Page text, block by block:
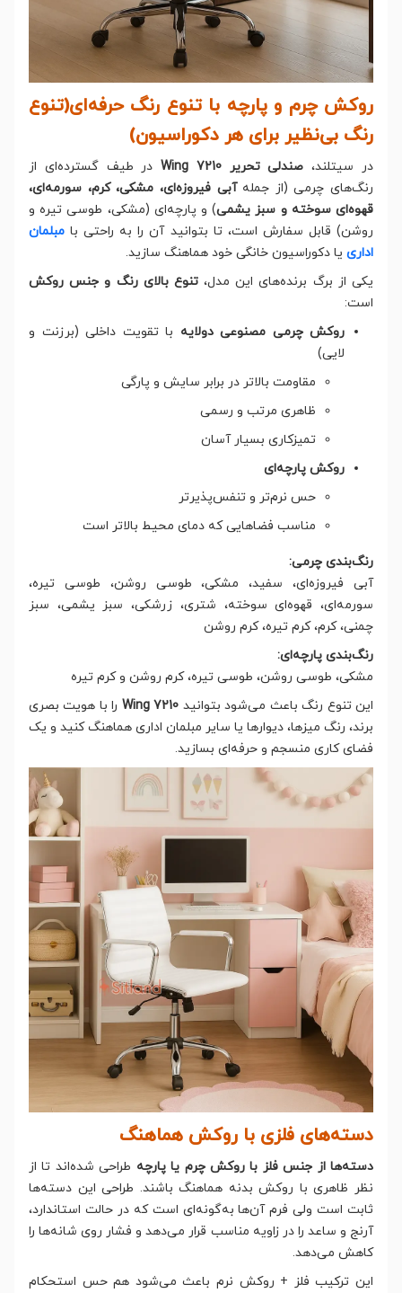
روکش چرم و پارچه با تنوع رنگ حرفه‌ای(تنوع
رنگ بی‌نظیر برای هر دکوراسیون)
در سیتلند، صندلی تحریر Wing 7210
در طیف گسترده‌ای از
رنگ‌های چرمی (از جملهآبی فیروزه‌ای، مشکی، کرم، سورمه‌ای،
قهوه‌ای سوخته و سبز یشمی) و پارچه‌ای (مشکی، طوسی تیره و
روشن) قابل سفارش است، تا بتوانید آن را به راحتی با مبلمان
اداری یا دکوراسیون خانگی خود هماهنگ سازید.
یکی از برگ برنده‌های این مدل،تنوع بالای رنگ و جنس روکش
است:
روکش چرمی مصنوعی دولایه با تقویت داخلی (برزنت و
لایی)
مقاومت بالاتر در برابر سایش و پارگی
ظاهری مرتب و رسمی
تمیزکاری بسیار آسان
روکش پارچه‌ای
حس نرم‌تر و تنفس‌پذیرتر
مناسب فضاهایی که دمای محیط بالاتر است
رنگ‌بندی چرمی:
آبی فیروزه‌ای، سفید، مشکی، طوسی روشن، طوسی تیره،
سورمه‌ای، قهوه‌ای سوخته، شتری، زرشکی، سبز یشمی، سبز
چمنی، کرم، کرم تیره، کرم روشن
رنگ‌بندی پارچه‌ای:
مشکی، طوسی روشن، طوسی تیره، کرم روشن و کرم تیره
این تنوع رنگ باعث می‌شود بتوانید Wing 7210 را با هویت بصری
برند، رنگ میزها، دیوارها یا سایر مبلمان اداری هماهنگ کنید و یک
فضای کاری منسجم و حرفه‌ای بسازید.
دسته‌های فلزی با روکش هماهنگ
دسته‌ها از جنس فلز با روکش چرم یا پارچه طراحی شده‌اند تا از
نظر ظاهری با روکش بدنه هماهنگ باشند. طراحی این دسته‌ها
ثابت است ولی فرم آن‌ها به‌گونه‌ای است که در حالت استاندارد،
آرنج و ساعد را در زاویه مناسب قرار می‌دهد و فشار روی شانه‌ها را
کاهش می‌دهد.
این ترکیب فلز + روکش نرم باعث می‌شود هم حس استحکام